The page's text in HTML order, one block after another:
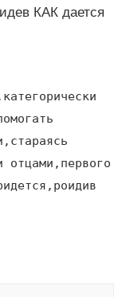
КАК дается
отцами,первого